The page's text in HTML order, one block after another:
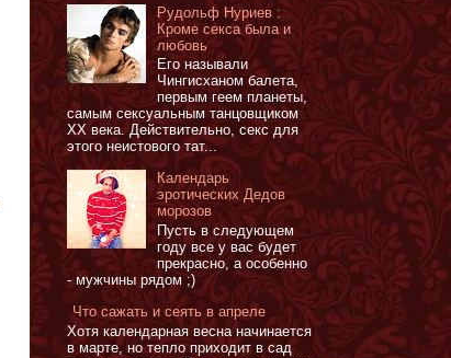
Рудольф Нуриев :
Кроме секса была и
любовь
Его называли
Чингисханом балета,
первым геем планеты,
самым сексуальным танцовщиком
XX века. Действительно, секс для
этого неистового тат...
Календарь
эротических Дедов
морозов
Пусть в следующем
году все у вас будет
прекрасно, а особенно
- мужчины рядом ;)
Что сажать и сеять в апреле
Хотя календарная весна начинается
в марте, но тепло приходит в сад